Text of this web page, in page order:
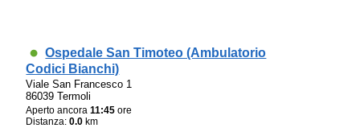
Ospedale San Timoteo (Ambulatorio
Codici Bianchi)
Viale San Francesco 1
86039 Termoli
Aperto ancora11:45 ore
Distanza:0.0 km